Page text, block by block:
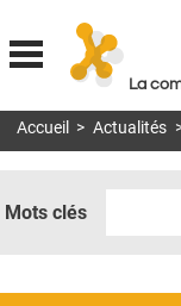
La
MON COMPTE
Accueil > Actualités
Mots clés